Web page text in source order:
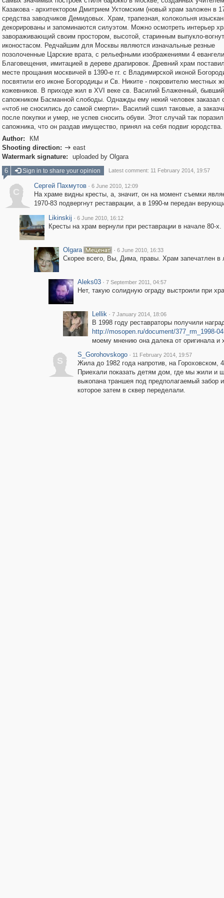
Казакова - архитектором Дмитрием Ухтомским (новый храм заложен в
средства заводчиков Демидовых. Храм, трапезная, колокольня
декорированы и запоминаются силуэтом. Можно осмотреть интерьер
завораживающий своим простором, высотой, старинным выпукло-
иконостасом. Редчайшим для Москвы являются изначальные резные
позолоченные Царские врата, с рельефными изображениями 4
Благовещения, имитацией в дереве драпировок. Древний храм
месте прощания москвичей в 1390-е гг. с Владимирской иконой
посвятили его иконе Богородицы и Св. Никите - покровителю местных
кожевников. В приходе жил в XVI веке св. Василий Блаженный,
сапожником Басманной слободы. Однажды ему некий человек заказал
«чтоб не сносились до самой смерти». Василий сшил таковые, а
после покупки и умер, не успев сносить обуви. Этот случай так поразил
сапожника, что он раздав имущество, принял на себя подвиг юродства.
Author:
КМ
Shooting direction:  east
Watermark signature:
uploaded by Olgara
6
Sign in to share your opinion Latest comment: 11 February 2014, 19:57
С
Сергей Пахмутов · 6 June 2010, 12:09
На храме видны кресты, а, значит, он на момент съемки
1970-83 подвергнут реставрации, а в 1990-м передан
Likinskij · 6 June 2010, 16:12
Кресты на храм вернули при реставрации в начале 80-х.
Olgara · 6 June 2010, 16:33
Скорее всего, Вы, Дима, правы. Храм запечатлен в
Aleks03 · 7 September 2011, 04:57
Нет, такую солидную ограду выстроили при
Lellik · 7 January 2014, 18:06
В 1998 году реставраторы получили
http://mosopen.ru/document/377_rm_1998-
моему мнению она далека от оригинала и
S
S_Gorohovskogo · 11 February 2014, 19:57
Жила до 1982 года напротив, на Гороховском,
Приехали показать детям дом, где мы жили и
выкопана траншея под предполагаемый забор
которое затем в сквер переделали.